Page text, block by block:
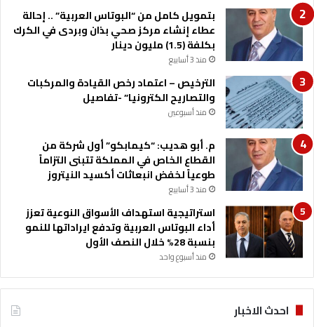
بتمويل كامل من “البوتاس العربية” .. إحالة
عطاء إنشاء مركز صحي بذان وبردى في الكرك
بكلفة (1.5) مليون دينار
منذ 3 أسابيع
الترخيص – اعتماد رخص القيادة والمركبات
والتصاريح الكترونيا” -تفاصيل
منذ أسبوعين
م. أبو هديب: “كيمابكو” أول شركة من
القطاع الخاص في المملكة تتبنى التزاماً
طوعياً لخفض انبعاثات أكسيد النيتروز
منذ 3 أسابيع
استراتيجية استهداف الأسواق النوعية تعزز
أداء البوتاس العربية وتدفع ايراداتها للنمو
بنسبة 28% خلال النصف الأول
منذ أسبوع واحد
احدث الاخبار